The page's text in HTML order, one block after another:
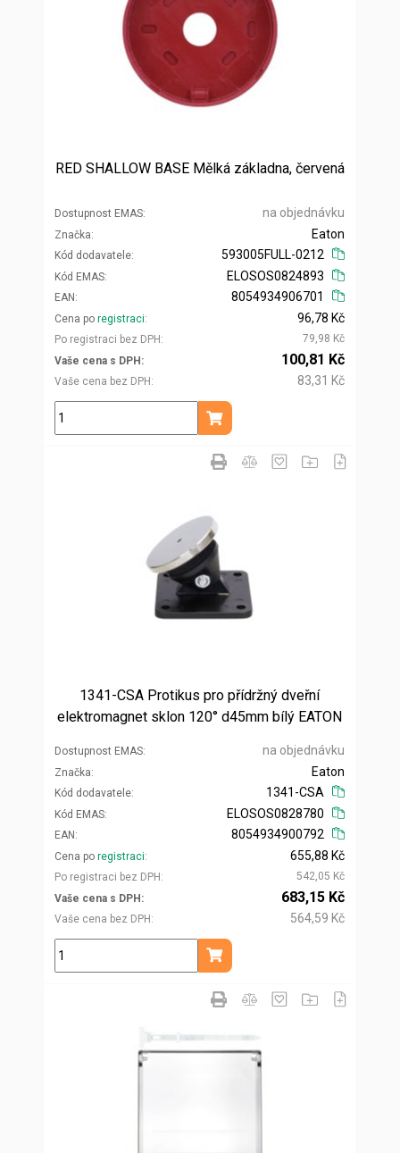
RED SHALLOW BASE Mělká základna, červená
Dostupnost EMAS na objednávku
Značka
Kód dodavatele
Eaton
593005FULL-0212
Kód EMAS
EAN
ELOSOS0824893
8054934906701
Cena po registraci
Po registraci bez DPH
96,78 Kč
79,98 Kč
Vaše cena s DPH
Vaše cena bez DPH
100,81 Kč
83,31 Kč
ks
Přidat do košíku
1341-CSA Protikus pro přídržný dveřní
elektromagnet sklon 120° d45mm bílý EATON
Dostupnost EMAS na objednávku
Značka
Kód dodavatele
Eaton
1341-CSA
Kód EMAS
EAN
ELOSOS0828780
8054934900792
Cena po registraci
Po registraci bez DPH
655,88 Kč
542,05 Kč
Vaše cena s DPH
Vaše cena bez DPH
683,15 Kč
564,59 Kč
ks
Přidat do košíku